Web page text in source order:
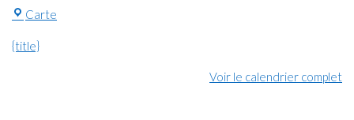
Carte
{title}
Voir le calendrier complet